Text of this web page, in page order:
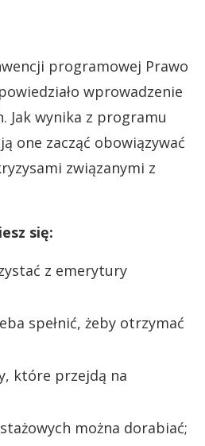
programowej Prawo
wprowadzenie
Jak wynika z programu
one zacząć obowiązywać
związanymi z
się:
z emerytury
spełnić, żeby otrzymać
które przejdą na
można dorabiać;